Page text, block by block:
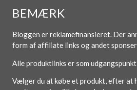
BEMÆRK
Bloggen er reklamefinansieret. Der
form af affiliate links og andet
Alle produktlinks er som
Vælger du at købe et produkt, efter at